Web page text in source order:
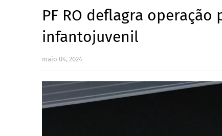
PF RO deflagra
infantojuvenil
maio 04, 2024